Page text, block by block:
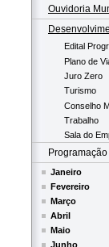
Ouvidoria
Edital
Plano de
Juro Zero
Turismo
Conselho
Trabalho
Sala do
Janeiro
Fevereiro
Março
Abril
Maio
Junho